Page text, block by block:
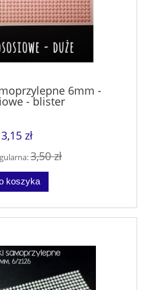
6mm -
- blister
3,15 zł
3,50 zł
koszyka